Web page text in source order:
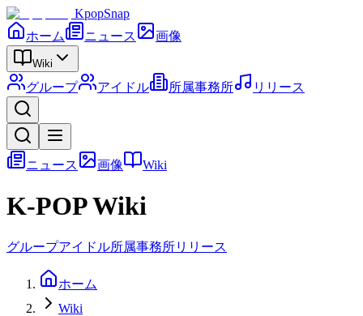
KpopSnap
ホーム
ニュース 画像
Wiki
グループ アイドル 所属事務所 リリース
ニュース 画像 Wiki
K-POP Wiki
グループアイドル所属事務所リリース
ホーム
Wiki